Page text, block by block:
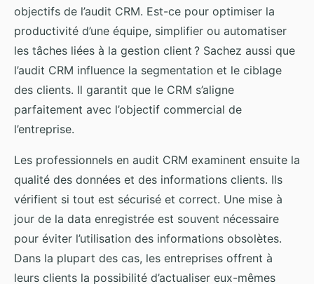
objectifs de l’audit CRM. Est-ce pour optimiser la
productivité d’une équipe, simplifier ou automatiser
les tâches liées à la gestion client ? Sachez aussi que
l’audit CRM influence la segmentation et le ciblage
des clients. Il garantit que le CRM s’aligne
parfaitement avec l’objectif commercial de
l’entreprise.
Les professionnels en audit CRM examinent ensuite la
qualité des données et des informations clients. Ils
vérifient si tout est sécurisé et correct. Une mise à
jour de la data enregistrée est souvent nécessaire
pour éviter l’utilisation des informations obsolètes.
Dans la plupart des cas, les entreprises offrent à
leurs clients la possibilité d’actualiser eux-mêmes